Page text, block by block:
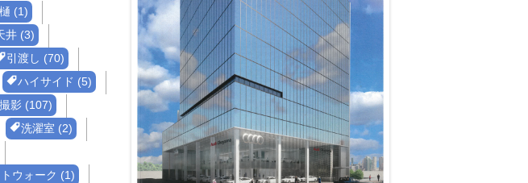
(1)
井 (3)
引渡し (70)
ハイサイド (5)
影 (107)
洗濯室 (2)
ウォーク (1)